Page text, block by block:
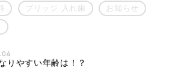
ブリッジ 入れ歯 お知らせ
りやすい年齢は！？